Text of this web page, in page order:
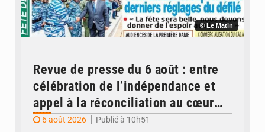
© Le Matin
Revue de presse du 6 août : entre
célébration de l’indépendance et
appel à la réconciliation au cœur
des Unes
6 août 2026
Publié à 10h51